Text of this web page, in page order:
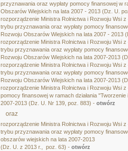
przyznawania oraz wypłaty pomocy finansowej w
Obszarów Wiejskich na lata 2007 - 2013 (Dz. U.
rozporządzenie Ministra Rolnictwa i Rozwoju Wsi
trybu przyznawania oraz wypłaty pomocy
Rozwoju Obszarów Wiejskich na lata 2007 - 2013
rozporządzenie Ministra Rolnictwa i Rozwoju Wsi
trybu przyznawania oraz wypłaty pomocy
Rozwoju Obszarów Wiejskich na lata 2007-2013
rozporządzenie Ministra Rolnictwa i Rozwoju Wsi
trybu przyznawania oraz wypłaty pomocy
Rozwoju Obszarów Wiejskich na lata 2007-2013
rozporządzenie Ministra Rolnictwa i Rozwoju Wsi
pomocy finansowej w ramach działania
2007-2013 (Dz. U. Nr 139, poz. 883) - otwórz
oraz
rozporządzenie Ministra Rolnictwa i Rozwoju Wsi
trybu przyznawania oraz wypłaty pomocy
obszarów wiejskich na lata 2007-2013
(Dz. U. z 2013 r., poz. 63) - otwórz